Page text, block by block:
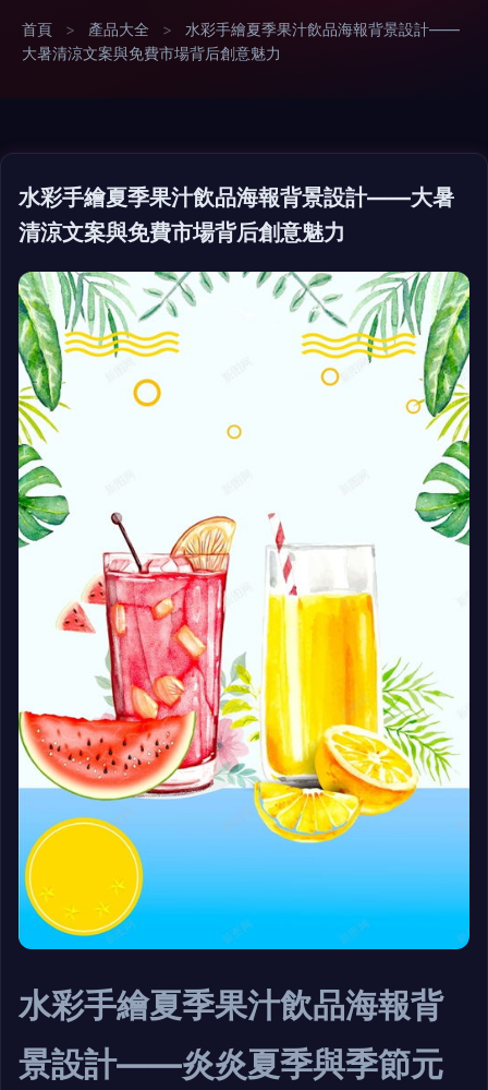
首頁 > 產品大全 >
水彩手繪夏季果汁飲品海報背景設計——
大暑清涼文案與免費市場背后創意魅力
水彩手繪夏季果汁飲品海報背景設計——大暑
清涼文案與免費市場背后創意魅力
水彩手繪夏季果汁飲品海報背
景設計——炎炎夏季與季節元